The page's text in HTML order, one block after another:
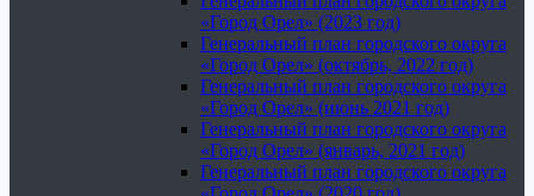
«Город Орел» (2023 год)
Генеральный план городского округа
«Город Орел» (октябрь, 2022 год)
Генеральный план городского округа
«Город Орел» (июнь 2021 год)
Генеральный план городского округа
«Город Орел» (январь, 2021 год)
Генеральный план городского округа